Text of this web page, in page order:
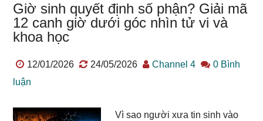
Giờ sinh quyết định số phận? Giải mã
12 canh giờ dưới góc nhìn tử vi và
khoa học
12/01/2026 24/05/2026 Channel 4
0 Bình
luận
Vì sao người xưa tin sinh vào